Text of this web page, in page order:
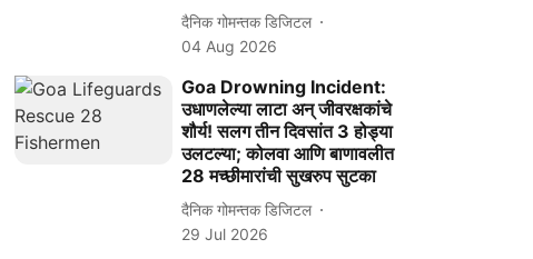
दैनिक गोमन्तक डिजिटल
04 Aug 2026
Goa Drowning Incident:
उधाणलेल्या लाटा अन् जीवरक्षकांचे
शौर्य! सलग तीन दिवसांत 3 होड्या
उलटल्या; कोलवा आणि बाणावलीत
28 मच्छीमारांची सुखरुप सुटका
दैनिक गोमन्तक डिजिटल
29 Jul 2026